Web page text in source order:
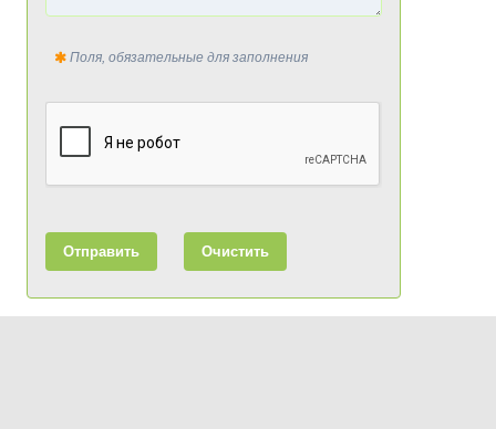
Поля, обязательные для заполнения
Отправить Очистить